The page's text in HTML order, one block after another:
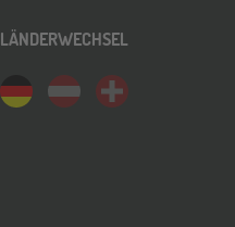
LÄNDERWECHSEL